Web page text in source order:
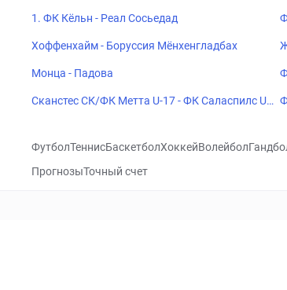
1. ФК Кёльн - Реал Сосьедад
Хоффенхайм - Боруссия Мёнхенгладбах
Монца - Падова
Сканстес СК/ФК Метта U-17 - ФК Саласпилс U-
ФутболТеннисБаскетболХоккейВолейбол
ПрогнозыТочный счет